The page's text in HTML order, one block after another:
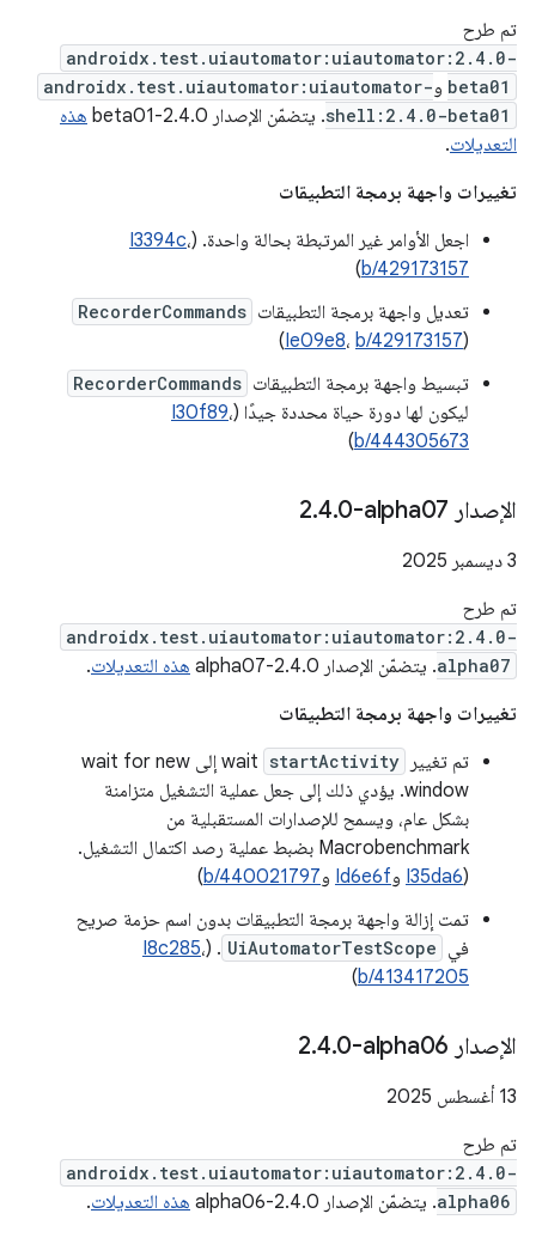
تم طرح
androidx.test.uiautomator:uiautomator:2.4.0-
beta01 وandroidx.test.uiautomator:uiautomator-
shell:2.4.0-beta01. يتضمّن الإصدار 2.4.0-beta01
هذه
التعديلات.
تغييرات واجهة برمجة التطبيقات
اجعل الأوامر غير المرتبطة بحالة واحدة. ( I3394c،
b/429173157
)
تعديل واجهة برمجة التطبيقات RecorderCommands
(
Ie09e8، b/429173157
)
تبسيط واجهة برمجة التطبيقات RecorderCommands
ليكون لها دورة حياة محددة جيدًا ( I30f89،
b/444305673
)
الإصدار ‎2 .4.0-alpha07
‫3 ديسمبر 2025
تم طرح
androidx.test.uiautomator:uiautomator:2.4.0-
alpha07. يتضمّن الإصدار 2.4.0-alpha07 هذه التعديلات.
تغييرات واجهة برمجة التطبيقات
تم تغيير
startActivity
wait إلى wait for new
window. يؤدي ذلك إلى جعل عملية التشغيل متزامنة
بشكل عام، ويسمح للإصدارات المستقبلية من
Macrobenchmark بضبط عملية رصد اكتمال التشغيل.
(
I35da6 وId6e6f وb/440021797
)
تمت إزالة واجهة برمجة التطبيقات بدون اسم حزمة صريح
في UiAutomatorTestScope
. (
I8c285،
b/413417205
)
الإصدار ‎2 .4.0-alpha06
‫13 أغسطس 2025
تم طرح
androidx.test.uiautomator:uiautomator:2.4.0-
alpha06. يتضمّن الإصدار 2.4.0-alpha06 هذه التعديلات.